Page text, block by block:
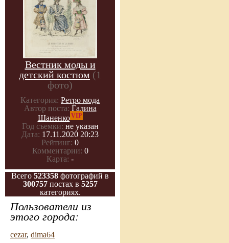
Вестник моды и
детский костюм (1
фото)
Категория: Ретро мода
Автор поста: Галина
ШаненкоVIP
Год съемки: не указан
Дата: 17.11.2020 20:23
Рейтинг: 0
Комментарии: 0
Карта: -
Всего 523358 фотографий в
300757постах в 5257
категориях.
Пользователи из
этого города:
cezar, dima64